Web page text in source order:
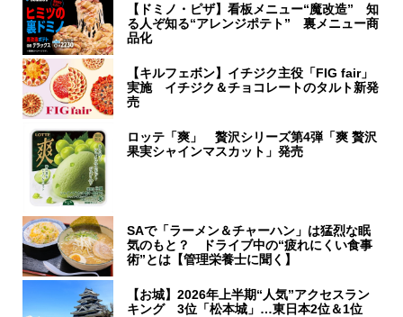
【ドミノ・ピザ】看板メニュー“魔改造” 知
る人ぞ知る“アレンジポテト” 裏メニュー商
品化
【キルフェボン】イチジク主役「FIG fair」
実施 イチジク＆チョコレートのタルト新発
売
ロッテ「爽」 贅沢シリーズ第4弾「爽 贅沢
果実シャインマスカット」発売
SAで「ラーメン＆チャーハン」は猛烈な眠
気のもと？ ドライブ中の“疲れにくい食事
術”とは【管理栄養士に聞く】
【お城】2026年上半期“人気”アクセスラン
キング 3位「松本城」…東日本2位＆1位